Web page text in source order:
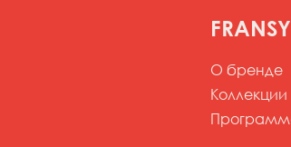
FRANSY
О бренде
Коллекции